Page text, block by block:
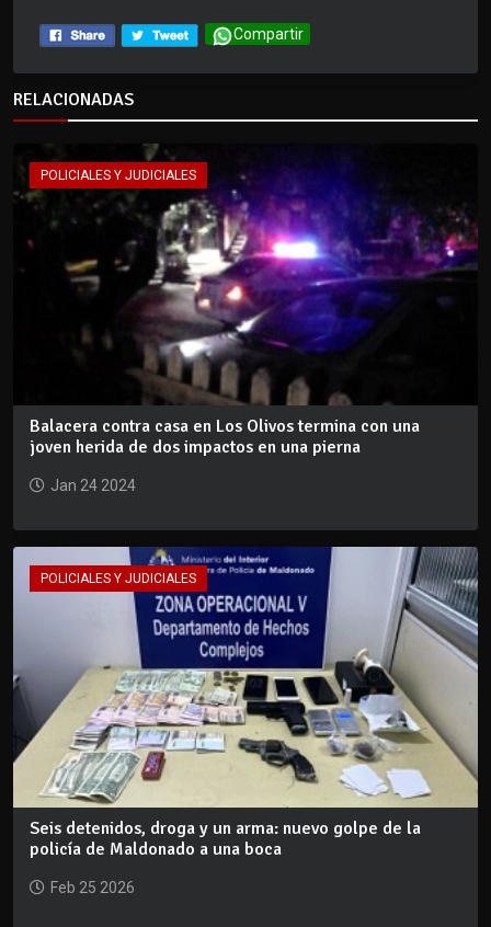
Compartir
RELACIONADAS
POLICIALES Y JUDICIALES
Balacera contra casa en Los Olivos termina con una
joven herida de dos impactos en una pierna
Jan 24 2024
POLICIALES Y JUDICIALES
Seis detenidos, droga y un arma: nuevo golpe de la
policía de Maldonado a una boca
Feb 25 2026